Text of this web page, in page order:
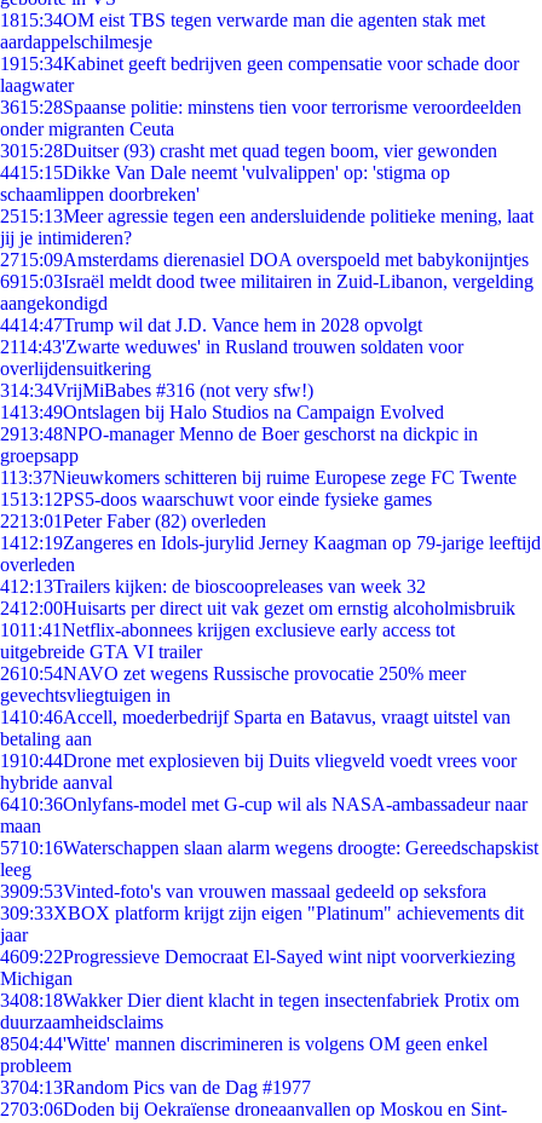
1815:34OM eist TBS tegen verwarde man die agenten stak met
aardappelschilmesje
1915:34Kabinet geeft bedrijven geen compensatie voor schade door
laagwater
3615:28Spaanse politie: minstens tien voor terrorisme veroordeelden
onder migranten Ceuta
3015:28Duitser (93) crasht met quad tegen boom, vier gewonden
4415:15Dikke Van Dale neemt 'vulvalippen' op: 'stigma op
schaamlippen doorbreken'
2515:13Meer agressie tegen een andersluidende politieke mening, laat
jij je intimideren?
2715:09Amsterdams dierenasiel DOA overspoeld met babykonijntjes
6915:03Israël meldt dood twee militairen in Zuid-Libanon, vergelding
aangekondigd
4414:47Trump wil dat J.D. Vance hem in 2028 opvolgt
2114:43'Zwarte weduwes' in Rusland trouwen soldaten voor
overlijdensuitkering
314:34VrijMiBabes #316 (not very sfw!)
1413:49Ontslagen bij Halo Studios na Campaign Evolved
2913:48NPO-manager Menno de Boer geschorst na dickpic in
groepsapp
113:37Nieuwkomers schitteren bij ruime Europese zege FC Twente
1513:12PS5-doos waarschuwt voor einde fysieke games
2213:01Peter Faber (82) overleden
1412:19Zangeres en Idols-jurylid Jerney Kaagman op 79-jarige leeftijd
overleden
412:13Trailers kijken: de bioscoopreleases van week 32
2412:00Huisarts per direct uit vak gezet om ernstig alcoholmisbruik
1011:41Netflix-abonnees krijgen exclusieve early access tot
uitgebreide GTA VI trailer
2610:54NAVO zet wegens Russische provocatie 250% meer
gevechtsvliegtuigen in
1410:46Accell, moederbedrijf Sparta en Batavus, vraagt uitstel van
betaling aan
1910:44Drone met explosieven bij Duits vliegveld voedt vrees voor
hybride aanval
6410:36Onlyfans-model met G-cup wil als NASA-ambassadeur naar
maan
5710:16Waterschappen slaan alarm wegens droogte: Gereedschapskist
leeg
3909:53Vinted-foto's van vrouwen massaal gedeeld op seksfora
309:33XBOX platform krijgt zijn eigen "Platinum" achievements dit
jaar
4609:22Progressieve Democraat El-Sayed wint nipt voorverkiezing
Michigan
3408:18Wakker Dier dient klacht in tegen insectenfabriek Protix om
duurzaamheidsclaims
8504:44'Witte' mannen discrimineren is volgens OM geen enkel
probleem
3704:13Random Pics van de Dag #1977
2703:06Doden bij Oekraïense droneaanvallen op Moskou en Sint-